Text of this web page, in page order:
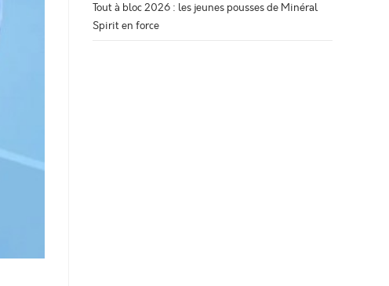
Tout à bloc 2026 : les jeunes pousses de Minéral
Spirit en force